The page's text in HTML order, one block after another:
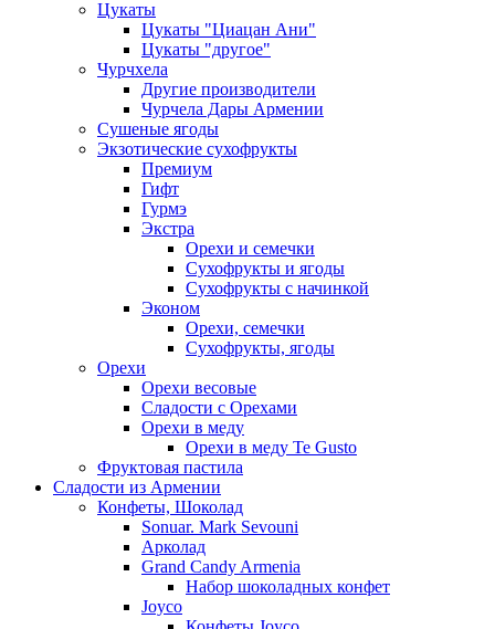
Цукаты
Цукаты "Циацан Ани"
Цукаты "другое"
Чурчхела
Другие производители
Чурчела Дары Армении
Сушеные ягоды
Экзотические сухофрукты
Премиум
Гифт
Гурмэ
Экстра
Орехи и семечки
Сухофрукты и ягоды
Сухофрукты с начинкой
Эконом
Орехи, семечки
Сухофрукты, ягоды
Орехи
Орехи весовые
Сладости с Орехами
Орехи в меду
Орехи в меду Te Gusto
Фруктовая пастила
Сладости из Армении
Конфеты, Шоколад
Sonuar. Mark Sevouni
Арколад
Grand Candy Armenia
Набор шоколадных конфет
Joyco